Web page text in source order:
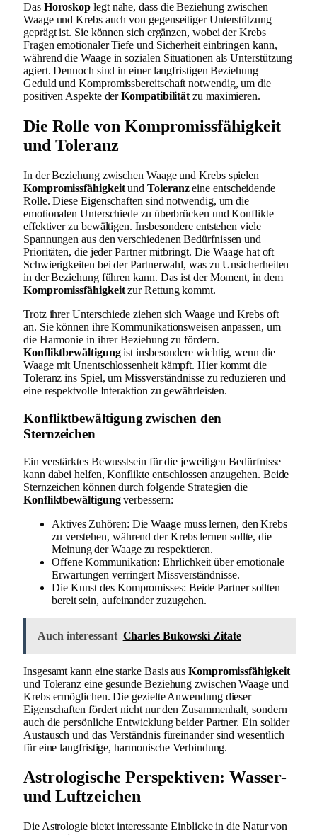
Das Horoskop legt nahe, dass die Beziehung zwischen
Waage und Krebs auch von gegenseitiger Unterstützung
geprägt ist. Sie können sich ergänzen, wobei der Krebs
Fragen emotionaler Tiefe und Sicherheit einbringen kann,
während die Waage in sozialen Situationen als Unterstützung
agiert. Dennoch sind in einer langfristigen Beziehung
Geduld und Kompromissbereitschaft notwendig, um die
positiven Aspekte derKompatibilität zu maximieren.
Die Rolle von Kompromissfähigkeit
und Toleranz
In der Beziehung zwischen Waage und Krebs spielen
KompromissfähigkeitundToleranzeine entscheidende
Rolle. Diese Eigenschaften sind notwendig, um die
emotionalen Unterschiede zu überbrücken und Konflikte
effektiver zu bewältigen. Insbesondere entstehen viele
Spannungen aus den verschiedenen Bedürfnissen und
Prioritäten, die jeder Partner mitbringt. Die Waage hat oft
Schwierigkeiten bei der Partnerwahl, was zu Unsicherheiten
in der Beziehung führen kann. Das ist der Moment, in dem
Kompromissfähigkeitzur Rettung kommt.
Trotz ihrer Unterschiede ziehen sich Waage und Krebs oft
an. Sie können ihre Kommunikationsweisen anpassen, um
die Harmonie in ihrer Beziehung zu fördern.
Konfliktbewältigungist insbesondere wichtig, wenn die
Waage mit Unentschlossenheit kämpft. Hier kommt die
Toleranz ins Spiel, um Missverständnisse zu reduzieren und
eine respektvolle Interaktion zu gewährleisten.
Konfliktbewältigung zwischen den
Sternzeichen
Ein verstärktes Bewusstsein für die jeweiligen Bedürfnisse
kann dabei helfen, Konflikte entschlossen anzugehen. Beide
Sternzeichen können durch folgende Strategien die
Konfliktbewältigungverbessern:
Aktives Zuhören: Die Waage muss lernen, den Krebs
zu verstehen, während der Krebs lernen sollte, die
Meinung der Waage zu respektieren.
Offene Kommunikation: Ehrlichkeit über emotionale
Erwartungen verringert Missverständnisse.
Die Kunst des Kompromisses: Beide Partner sollten
bereit sein, aufeinander zuzugehen.
Auch interessant Charles Bukowski Zitate
Insgesamt kann eine starke Basis ausKompromissfähigkeit
und Toleranz eine gesunde Beziehung zwischen Waage und
Krebs ermöglichen. Die gezielte Anwendung dieser
Eigenschaften fördert nicht nur den Zusammenhalt, sondern
auch die persönliche Entwicklung beider Partner. Ein solider
Austausch und das Verständnis füreinander sind wesentlich
für eine langfristige, harmonische Verbindung.
Astrologische Perspektiven: Wasser-
und Luftzeichen
Die Astrologie bietet interessante Einblicke in die Natur von